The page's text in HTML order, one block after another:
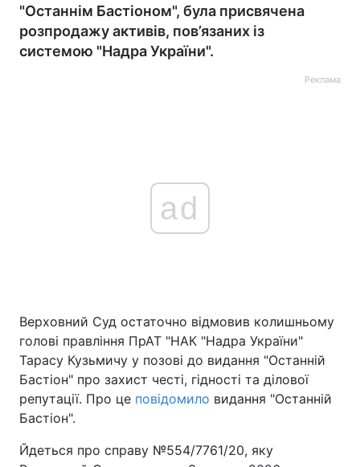
"Останнім Бастіоном", була присвячена
розпродажу активів, пов’язаних із
системою "Надра України".
Реклама
ad
Верховний Суд остаточно відмовив колишньому
голові правління ПрАТ "НАК "Надра України"
Тарасу Кузьмичу у позові до видання "Останній
Бастіон" про захист честі, гідності та ділової
репутації. Про це повідомило видання "Останній
Бастіон".
Йдеться про справу №554/7761/20, яку